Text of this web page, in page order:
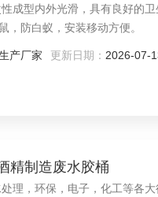
，防白蚁，安装移动方便。
产厂家 更新日期： 2026-07-
精制造废水胶桶
理，环保，电子，化工等各